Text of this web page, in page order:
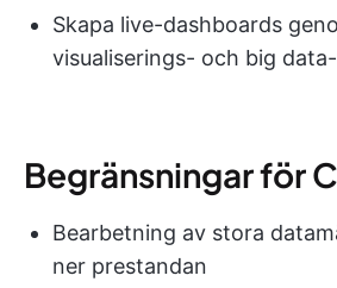
Skapa live-dashboards
visualiserings- och big
Begränsningar för
Bearbetning av stora
ner prestandan